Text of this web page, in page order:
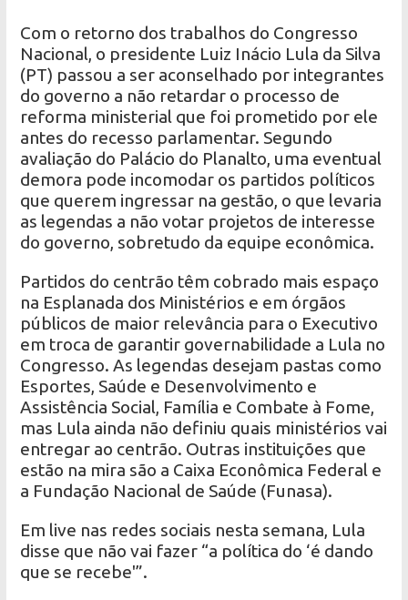
Com o retorno dos trabalhos do Congresso
Nacional, o presidente Luiz Inácio Lula da Silva
(PT) passou a ser aconselhado por integrantes
do governo a não retardar o processo de
reforma ministerial que foi prometido por ele
antes do recesso parlamentar. Segundo
avaliação do Palácio do Planalto, uma eventual
demora pode incomodar os partidos políticos
que querem ingressar na gestão, o que levaria
as legendas a não votar projetos de interesse
do governo, sobretudo da equipe econômica.
Partidos do centrão têm cobrado mais espaço
na Esplanada dos Ministérios e em órgãos
públicos de maior relevância para o Executivo
em troca de garantir governabilidade a Lula no
Congresso. As legendas desejam pastas como
Esportes, Saúde e Desenvolvimento e
Assistência Social, Família e Combate à Fome,
mas Lula ainda não definiu quais ministérios vai
entregar ao centrão. Outras instituições que
estão na mira são a Caixa Econômica Federal e
a Fundação Nacional de Saúde (Funasa).
Em live nas redes sociais nesta semana, Lula
disse que não vai fazer “a política do ‘é dando
que se recebe'”.